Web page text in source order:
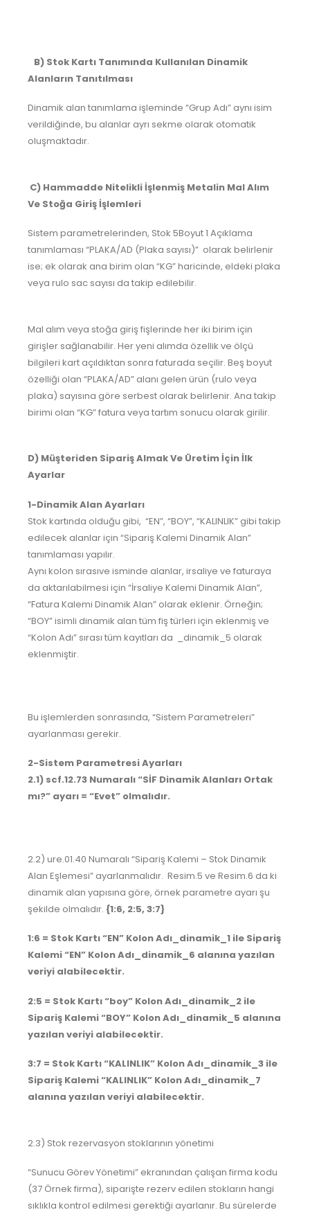
B) Stok Kartı Tanımında Kullanılan Dinamik
Alanların Tanıtılması
Dinamik alan tanımlama işleminde “Grup Adı” aynı isim
verildiğinde, bu alanlar ayrı sekme olarak otomatik
oluşmaktadır.
C) Hammadde Nitelikli İşlenmiş Metalin Mal Alım
Ve Stoğa Giriş İşlemleri
Sistem parametrelerinden, Stok 5Boyut 1 Açıklama
tanımlaması “PLAKA/AD (Plaka sayısı)” olarak belirlenir
ise; ek olarak ana birim olan “KG” haricinde, eldeki plaka
veya rulo sac sayısı da takip edilebilir.
Mal alım veya stoğa giriş fişlerinde her iki birim için
girişler sağlanabilir. Her yeni alımda özellik ve ölçü
bilgileri kart açıldıktan sonra faturada seçilir. Beş boyut
özelliği olan “PLAKA/AD” alanı gelen ürün (rulo veya
plaka) sayısına göre serbest olarak belirlenir. Ana takip
birimi olan “KG” fatura veya tartım sonucu olarak girilir.
D) Müşteriden Sipariş Almak Ve Üretim İçin İlk
Ayarlar
1-Dinamik Alan Ayarları
Stok kartında olduğu gibi, “EN”, “BOY”, “KALINLIK” gibi takip
edilecek alanlar için “Sipariş Kalemi Dinamik Alan”
tanımlaması yapılır.
Aynı kolon sırasıve isminde alanlar, irsaliye ve faturaya
da aktarılabilmesi için “İrsaliye Kalemi Dinamik Alan”,
“Fatura Kalemi Dinamik Alan” olarak eklenir. Örneğin;
“BOY” isimli dinamik alan tüm fiş türleri için eklenmiş ve
“Kolon Adı” sırası tüm kayıtları da _dinamik_5 olarak
eklenmiştir.
Bu işlemlerden sonrasında, “Sistem Parametreleri”
ayarlanması gerekir.
2-Sistem Parametresi Ayarları
2.1) scf.12.73 Numaralı “SİF Dinamik Alanları Ortak
mı?” ayarı = “Evet” olmalıdır.
2.2) ure.01.40 Numaralı “Sipariş Kalemi – Stok Dinamik
Alan Eşlemesi” ayarlanmalıdır. Resim.5 ve Resim.6 da ki
dinamik alan yapısına göre, örnek parametre ayarı şu
şekilde olmalıdır. {1:6, 2:5, 3:7}
1:6 = Stok Kartı “EN” Kolon Adı_dinamik_1 ile Sipariş
Kalemi “EN” Kolon Adı_dinamik_6 alanına yazılan
veriyi alabilecektir.
2:5 = Stok Kartı “boy” Kolon Adı_dinamik_2 ile
Sipariş Kalemi “BOY” Kolon Adı_dinamik_5 alanına
yazılan veriyi alabilecektir.
3:7 = Stok Kartı “KALINLIK” Kolon Adı_dinamik_3 ile
Sipariş Kalemi “KALINLIK” Kolon Adı_dinamik_7
alanına yazılan veriyi alabilecektir.
2.3) Stok rezervasyon stoklarının yönetimi
“Sunucu Görev Yönetimi” ekranından çalışan firma kodu
(37 Örnek firma), siparişte rezerv edilen stokların hangi
sıklıkla kontrol edilmesi gerektiği ayarlanır. Bu sürelerde